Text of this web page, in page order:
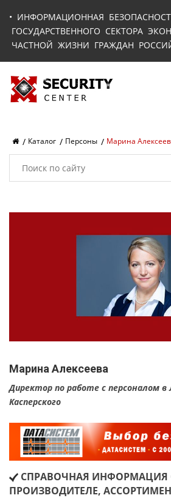
• ИНФОРМАЦИОННАЯ
ГОСУДАРСТВЕННОГО СЕКТОРА
ЧАСТНОЙ ЖИЗНИ ГРАЖДАН
Каталог Персоны Марина
Марина Алексеева
Директор по работе с персоналом в
Касперского
СПРАВОЧНАЯ ИНФОРМАЦИЯ
ПРОИЗВОДИТЕЛЕ,